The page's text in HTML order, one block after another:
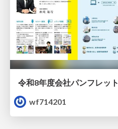
令和8年度会社パンフレット
wf714201